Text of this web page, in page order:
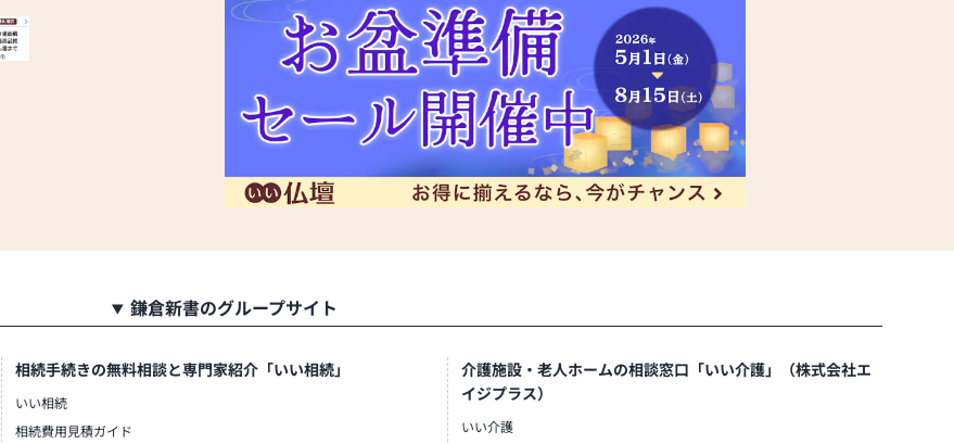
鎌倉新書のグループサイト
相続手続きの無料相談と専門家紹介「いい相続」
いい相続
相続費用見積ガイド
介護施設・老人ホームの相談窓口「いい介護」（株式会社エ
イジプラス）
いい介護